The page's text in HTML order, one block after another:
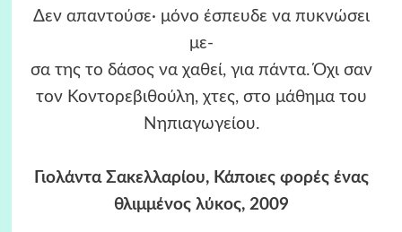
Δεν απαντούσε· μόνο έσπευδε να πυκνώσει
με-
σα της το δάσος να χαθεί, για πάντα. Όχι σαν
τον Κοντορεβιθούλη, χτες, στο μάθημα του
Νηπιαγωγείου.
Γιολάντα Σακελλαρίου, Κάποιες φορές ένας
θλιμμένος λύκος, 2009